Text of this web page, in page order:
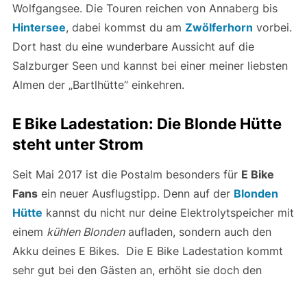
Wolfgangsee. Die Touren reichen von Annaberg bis
Hintersee, dabei kommst du am Zwölferhorn vorbei.
Dort hast du eine wunderbare Aussicht auf die
Salzburger Seen und kannst bei einer meiner liebsten
Almen der „Bartlhütte“ einkehren.
E Bike Ladestation: Die Blonde Hütte
steht unter Strom
Seit Mai 2017 ist die Postalm besonders für E Bike
Fansein neuer Ausflugstipp. Denn auf der Blonden
Hütte kannst du nicht nur deine Elektrolytspeicher mit
einem kühlen Blondenaufladen, sondern auch den
Akku deines E Bikes. Die E Bike Ladestation kommt
sehr gut bei den Gästen an, erhöht sie doch den